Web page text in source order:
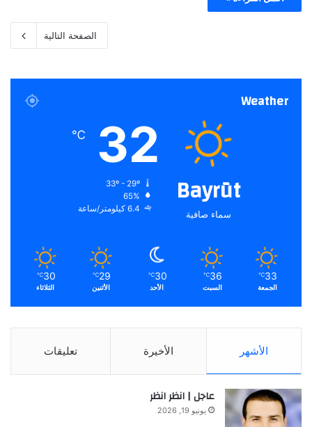
الصفحة التالية
Weather
Bayrūt
سماء صافية
32
℃
65%
6.4 كيلومتر/ساعة
33
℃
الجمعة
36
℃
السبت
30
℃
الأحد
29
℃
الأثنين
30
℃
الثلاثاء
الأشهر الأخيرة تعليقات
عاجل | انظر انظر
يونيو 19, 2026